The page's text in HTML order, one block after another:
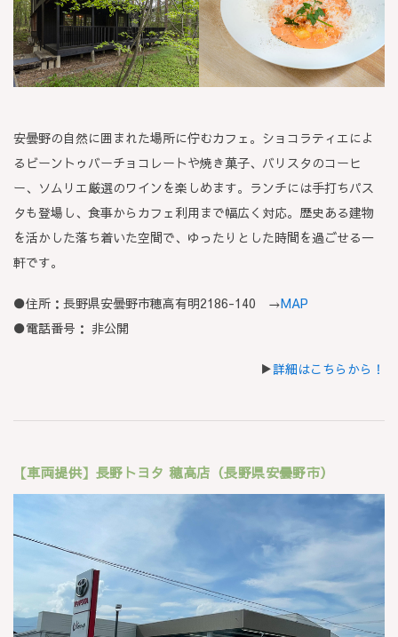
安曇野の自然に囲まれた場所に佇むカフェ。ショコラティエによ
るビーントゥバーチョコレートや焼き菓子、バリスタのコーヒ
ー、ソムリエ厳選のワインを楽しめます。ランチには手打ちパス
タも登場し、食事からカフェ利用まで幅広く対応。歴史ある建物
を活かした落ち着いた空間で、ゆったりとした時間を過ごせる一
軒です。
●住所：長野県安曇野市穂高有明2186-140 →MAP
●電話番号： 非公開
▶詳細はこちらから！
【車両提供】長野トヨタ 穂高店（長野県安曇野市）